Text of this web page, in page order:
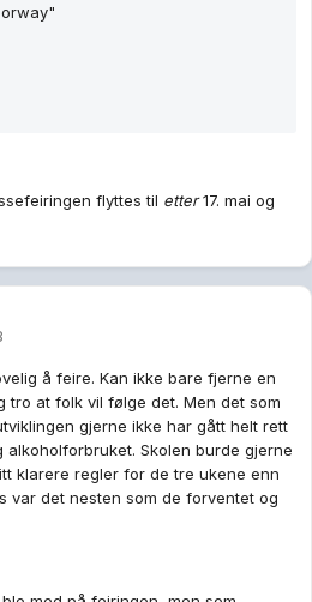
flyttes til etter17. mai og
å feire. Kan ikke bare fjerne en
tro at folk vil følge det. Men det som
gjerne ikke har gått helt rett
Skolen burde gjerne
klarere regler for de tre ukene enn
var det nesten som de forventet og